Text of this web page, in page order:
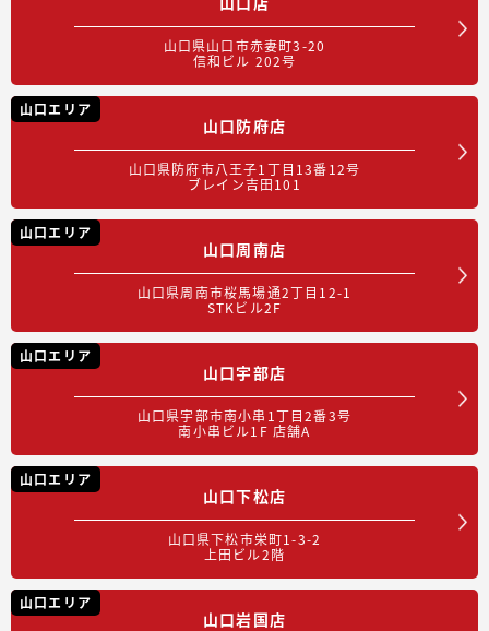
山口県山口市赤妻町3-20
信和ビル 202号
山口エリア
山口防府店
山口県防府市八王子1丁目13番12号
ブレイン吉田101
山口エリア
山口周南店
山口県周南市桜馬場通2丁目12-1
STKビル2F
山口エリア
山口宇部店
山口県宇部市南小串1丁目2番3号
南小串ビル1F 店舗A
山口エリア
山口下松店
山口県下松市栄町1-3-2
上田ビル2階
山口エリア
山口岩国店